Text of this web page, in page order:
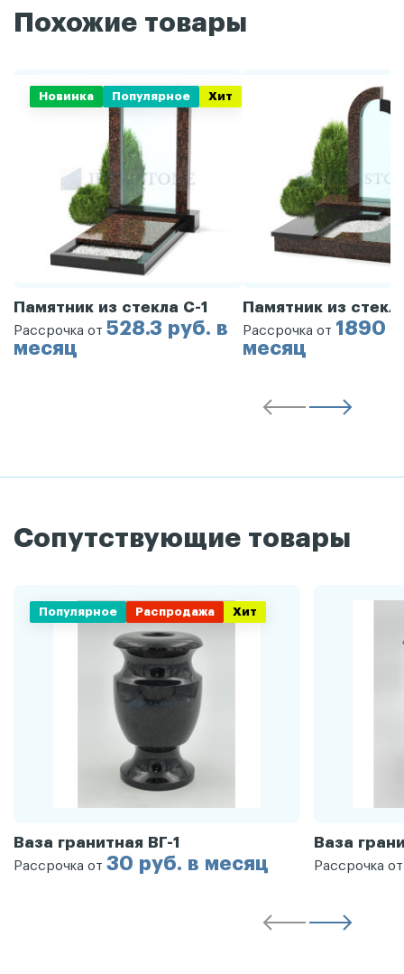
Похожие товары
Новинка Популярное Хит
Памятник из стекла С-1
Рассрочка от 528.3 руб. в
месяц
Памятник из
Рассрочка от 1890
месяц
Сопутствующие товары
Популярное Распродажа Хит
Ваза гранитная ВГ-1
Рассрочка от 30 руб. в месяц
Ваза
Рассрочка